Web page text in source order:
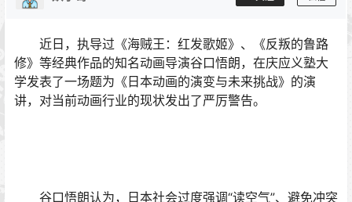
近日，执导过《海贼王：红发歌姬》、《反叛的鲁路
修》等经典作品的知名动画导演谷口悟朗，在庆应义塾大
学发表了一场题为《日本动画的演变与未来挑战》的演
讲，对当前动画行业的现状发出了严厉警告。
谷口悟朗认为，日本社会过度强调“读空气”、避免冲突